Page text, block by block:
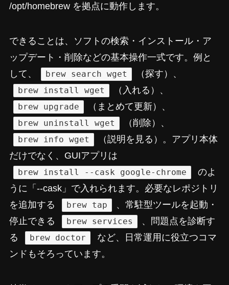
/opt/homebrew を拠点に動作します。
できることは、ソフトの検索・インストール・ア
ップデート・削除などの基本操作一式です。例と
して、
brew search wget （探す）、
brew install wget （入れる）、
brew upgrade （まとめて更新）、
brew uninstall wget （削除）、
brew info wget
（説明を見る）。アプリ本体
だけでなく、GUIアプリは
brew install --cask google-chrome
のよ
うに「--cask」で入れられます。必要なレポジトリ
を追加する
brew tap
、常駐型ツールを起動・
停止できる
brew services
、問題点を診断す
る
brew doctor
など、日常運用に役立つコマ
ンドもそろっています。